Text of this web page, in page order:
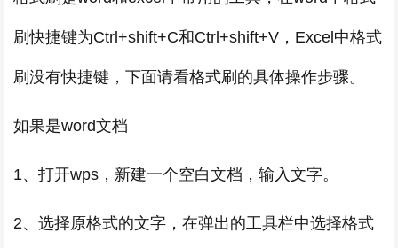
刷快捷键为Ctrl+shift+C和Ctrl+shift+V，Excel中格式
刷没有快捷键，下面请看格式刷的具体操作步骤。
如果是word文档
1、打开wps，新建一个空白文档，输入文字。
2、选择原格式的文字，在弹出的工具栏中选择格式